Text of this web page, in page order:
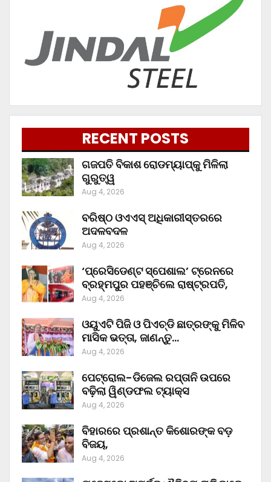
RECENT POSTS
ଗଜପତି ବିକାଶ ରୋଡମ୍ୟାପ୍‌କୁ ମିଳିଲା
ଗୁରୁତ୍ୱ
Aug 4, 2026
ବରିଷ୍ଠ ଓଏଏସ୍‌ ଅଧିକାରୀସ୍ତରରେ
ଅଦଳବଦଳ
Aug 4, 2026
‘ପ୍ରେସିଡେଣ୍ଟ ସ୍ପେଶାଲ’ ଟ୍ରେନରେ
ବ୍ରହ୍ମପୁର ପହଞ୍ଚିଲେ ରାଷ୍ଟ୍ରପତି,
Aug 4, 2026
ଓୟୁଏଟି ପିଜି ଓ ପିଏଚ୍‌ଡି ଛାତ୍ରଙ୍କୁ ମିଳିବ
ମାସିକ ଭତ୍ତା, ଜାଣନ୍ତୁ…
Aug 4, 2026
ପେଟ୍ରୋଲ-ଡିଜେଲ ରପ୍ତାନି ଉପରେ
ବଢ଼ିଲା ୱିଣ୍ଡଫଲ ଟ୍ୟାକ୍ସ
Aug 4, 2026
ବିହାରରେ ପ୍ରଶାନ୍ତ କିଶୋରଙ୍କ ବଡ଼
ବିଜୟ,
Aug 4, 2026